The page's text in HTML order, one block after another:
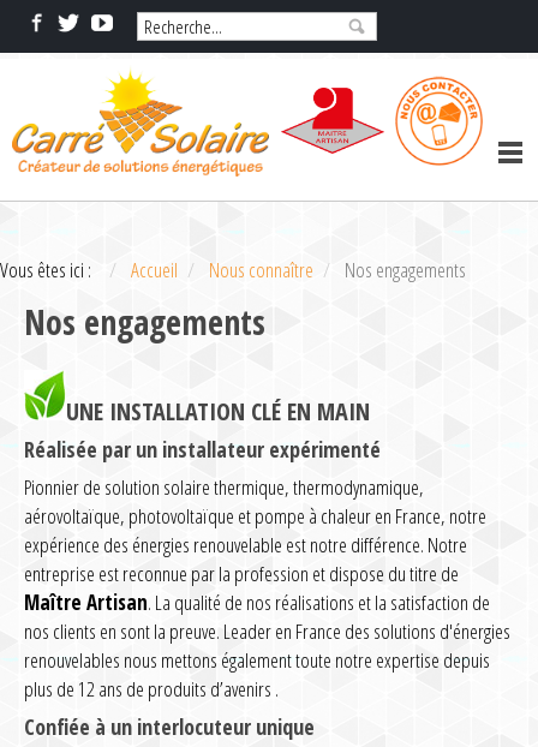
Vous êtes ici : Accueil Nous connaître Nos engagements
Nos engagements
UNE INSTALLATION CLÉ EN MAIN
Réalisée par un installateur expérimenté
Pionnier de solution solaire thermique, thermodynamique,
aérovoltaïque, photovoltaïque et pompe à chaleur en France, notre
expérience des énergies renouvelable est notre différence. Notre
entreprise est reconnue par la profession et dispose du titre de
Maître Artisan. La qualité de nos réalisations et la satisfaction de
nos clients en sont la preuve. Leader en France des solutions d'énergies
renouvelables nous mettons également toute notre expertise depuis
plus de 12 ans de produits d’avenirs .
Confiée à un interlocuteur unique